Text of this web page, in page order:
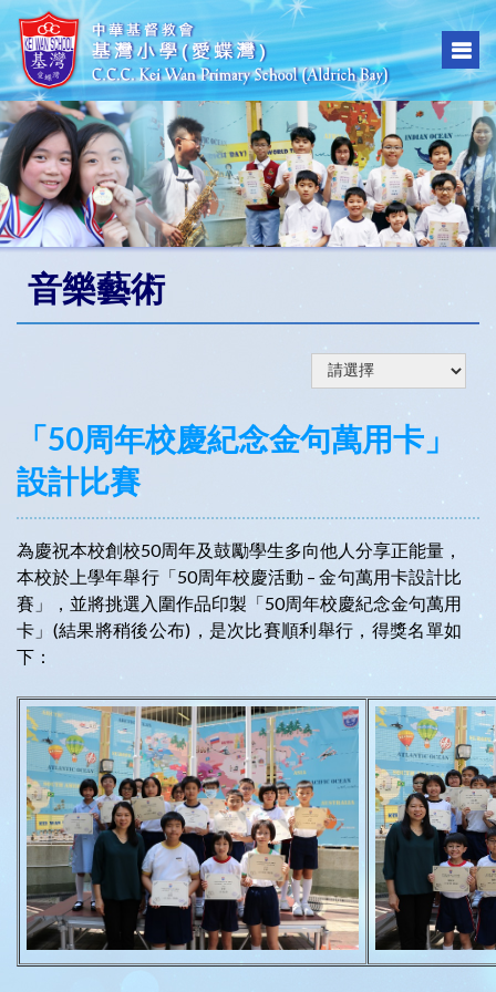
音樂藝術
「50周年校慶紀念金句萬用卡」
設計比賽
為慶祝本校創校50周年及鼓勵學生多向他人分享正能量，
本校於上學年舉行「50周年校慶活動 – 金句萬用卡設計比
賽」，並將挑選入圍作品印製「50周年校慶紀念金句萬用
卡」(結果將稍後公布)，是次比賽順利舉行，得獎名單如
下：